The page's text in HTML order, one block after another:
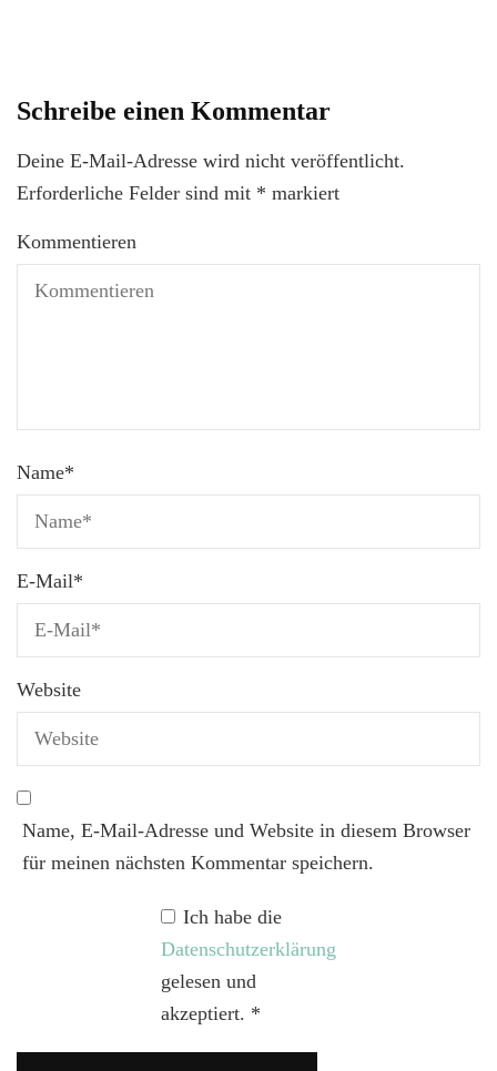
Schreibe einen Kommentar
Deine E-Mail-Adresse wird nicht veröffentlicht.
Erforderliche Felder sind mit * markiert
Kommentieren
Name*
E-Mail*
Website
Name, E-Mail-Adresse und Website in diesem Browser
für meinen nächsten Kommentar speichern.
Ich habe die
Datenschutzerklärung
gelesen und
akzeptiert. *